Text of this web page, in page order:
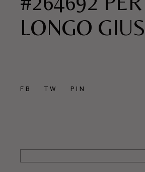
LONGO
FB TW PIN